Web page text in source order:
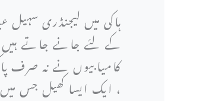
ہاکی میں لیجنڈری
کے لئے جانے جاتے
کامیابیوں نے نہ صرف
، ایک ایسا کھیل جس